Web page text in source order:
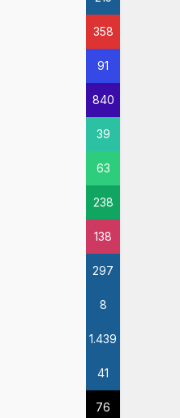
358
91
840
39
63
238
138
297
8
1.439
41
76